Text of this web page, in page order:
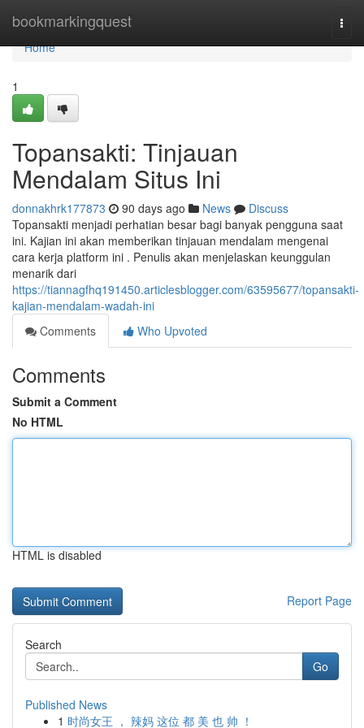
bookmarkingquest
Home
Home
1
Topansakti: Tinjauan
Mendalam Situs Ini
donnakhrk177873 90 days ago News
Discuss
Topansakti menjadi perhatian besar bagi banyak pengguna saat
ini. Kajian ini akan memberikan tinjauan mendalam mengenai
cara kerja platform ini . Penulis akan menjelaskan keunggulan
menarik dari
https://tiannagfhq191450.articlesblogger.com/63595677/topansakti-
kajian-mendalam-wadah-ini
Comments
Who Upvoted
Comments
Submit a Comment
No HTML
HTML is disabled
Report Page
Search
Go
Published News
1 时尚女王 ， 辣妈 这位 都 美 也 帅 ！